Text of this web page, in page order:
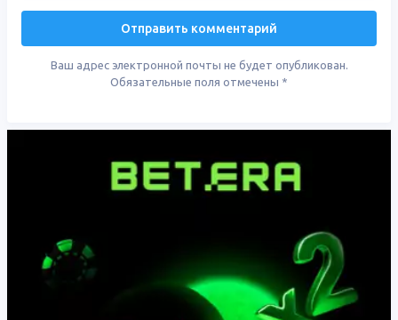
Ваш адрес электронной почты не будет опубликован.
Обязательные поля отмечены *